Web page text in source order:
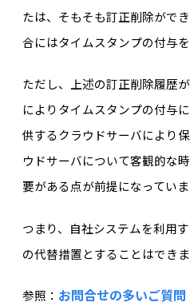
たは、そもそも訂正削除がで
合にはタイムスタンプの付与を
ただし、上述の訂正削除履歴
によりタイムスタンプの付与
供するクラウドサーバにより
ウドサーバについて客観的な
要がある点が前提になっていま
つまり、自社システムを利用
の代替措置とすることはできま
参照： お問合せの多いご質